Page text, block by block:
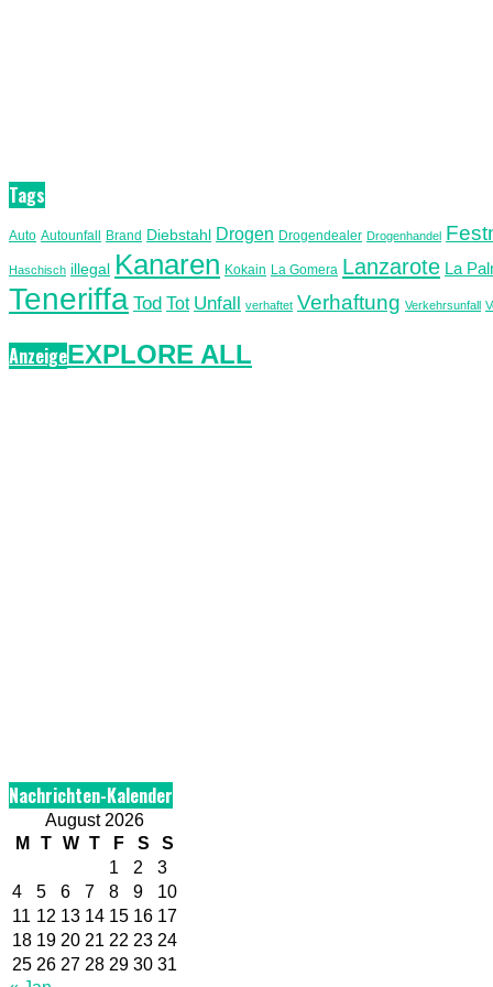
Tags
Auto Autounfall Brand Diebstahl Drogen Drogendealer Drogenhandel
Haschisch illegal Kanaren Kokain La Gomera Lanzarote La
Teneriffa Tod Tot Unfall verhaftet Verhaftung Verkehrsunfall
AnzeigeEXPLORE ALL
Nachrichten-Kalender
August 2026
M
T W T F S
S
1
2
3
4
5 6 7 8 9
10
11 12 13 14 15 16 17
18 19 20 21 22 23 24
25 26 27 28 29 30 31